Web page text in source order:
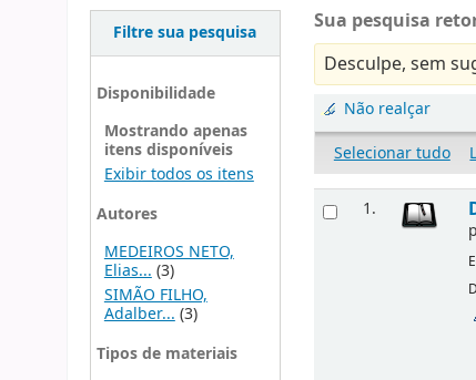
Filtre sua pesquisa
Disponibilidade
Mostrando apenas
itens disponíveis
Exibir todos os itens
Autores
MEDEIROS NETO,
Elias...(3)
SIMÃO FILHO,
Adalber... (3)
Tipos de materiais
Sua pesquisa
Desculpe, sem
Não realçar
Selecionar tudo
1.